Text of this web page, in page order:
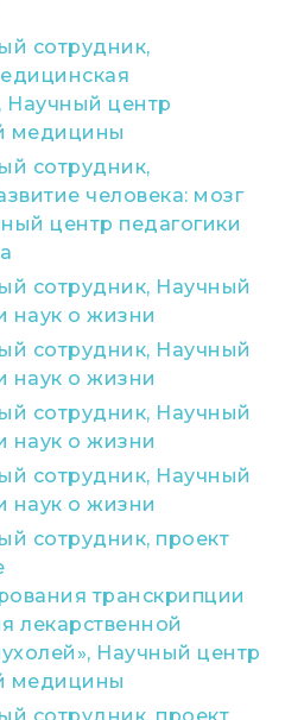
сотрудник,
Научный центр
медицины
сотрудник,
человека: мозг
центр педагогики
сотрудник, Научный
наук о жизни
сотрудник, Научный
наук о жизни
сотрудник, Научный
наук о жизни
сотрудник, Научный
наук о жизни
сотрудник, проект
транскрипции
лекарственной
Научный центр
медицины